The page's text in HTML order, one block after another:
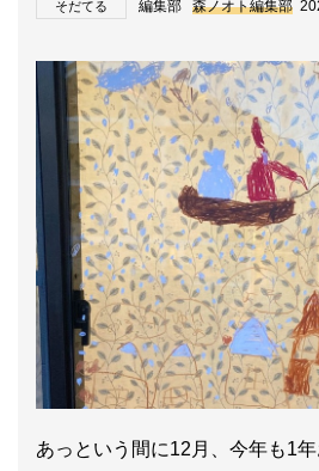
そだてる 編集部 森ノオト編集部
あっという間に12月、今年も1